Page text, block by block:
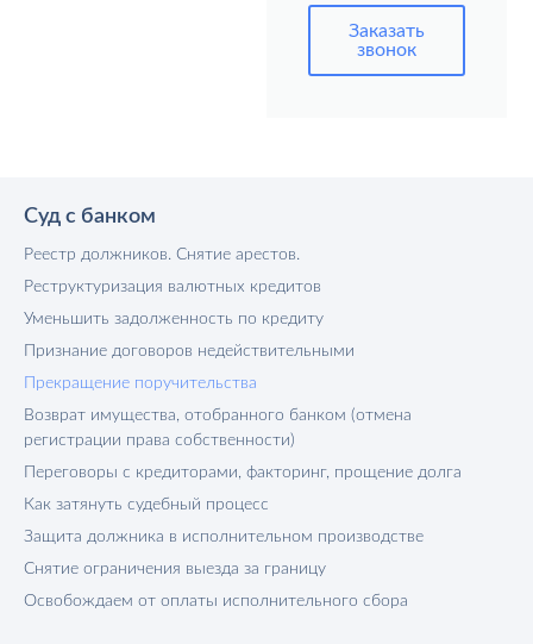
Заказать
звонок
Суд с банком
Реестр должников. Снятие арестов.
Реструктуризация валютных кредитов
Уменьшить задолженность по кредиту
Признание договоров недействительными
Прекращение поручительства
Возврат имущества, отобранного банком (отмена
регистрации права собственности)
Переговоры с кредиторами, факторинг, прощение долга
Как затянуть судебный процесс
Защита должника в исполнительном производстве
Снятие ограничения выезда за границу
Освобождаем от оплаты исполнительного сбора